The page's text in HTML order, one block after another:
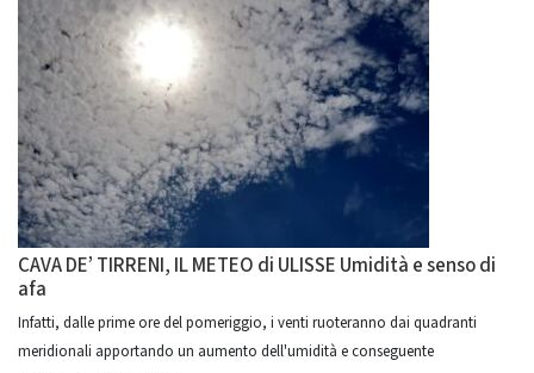
CAVA DE’ TIRRENI, IL METEO di ULISSE Umidità e senso di
afa
Infatti, dalle prime ore del pomeriggio, i venti ruoteranno dai quadranti
meridionali apportando un aumento dell'umidità e conseguente